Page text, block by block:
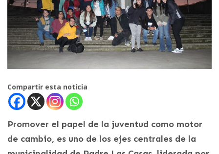
Compartir esta noticia
Promover el papel de la juventud como motor
de cambio, es uno de los ejes centrales de la